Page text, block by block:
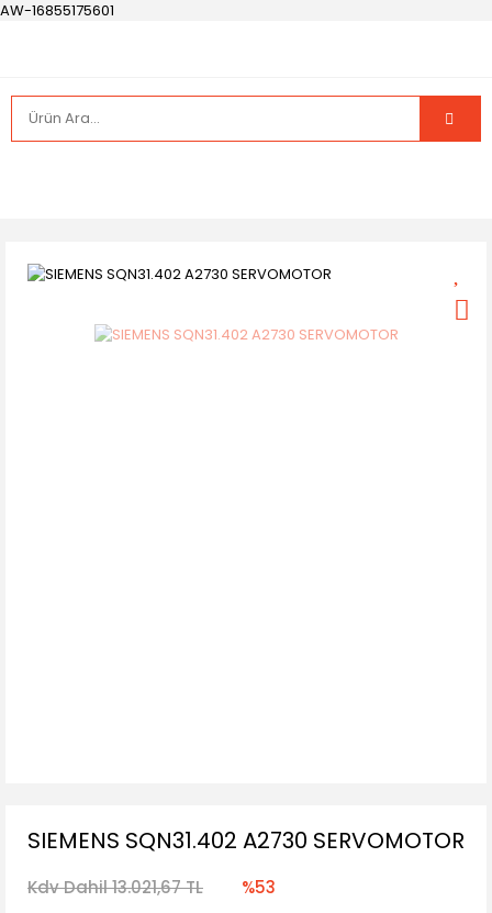
AW-16855175601
SIEMENS SQN31.402 A2730 SERVOMOTOR
Kdv Dahil 13.021,67 TL %53